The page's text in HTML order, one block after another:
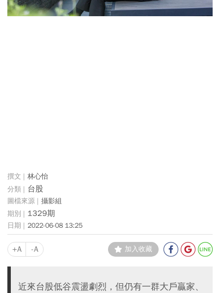
林心怡
台股
攝影組
1329期
2022-06-08 13:25
+A -A 加入收藏
近來台股低谷震盪劇烈，但仍有一群大戶贏家、